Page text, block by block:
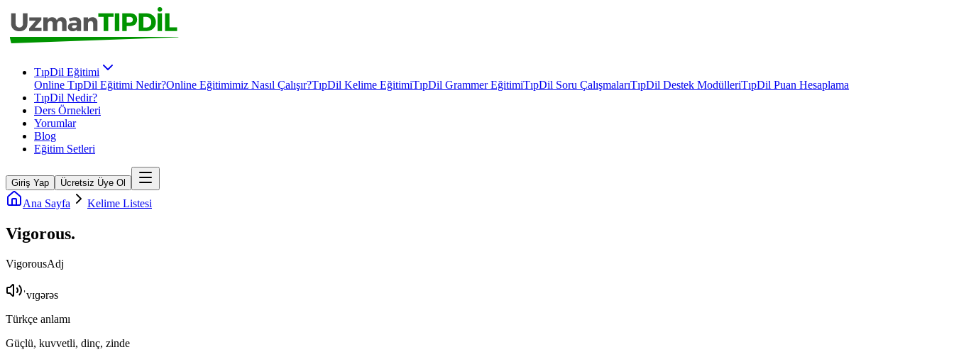
TıpDil Eğitimi
Online TıpDil Eğitimi Nedir?Online Eğitimimiz Nasıl Çalışır?TıpDil Kelime EğitimiTıpDil Grammer EğitimiTıpDil Soru ÇalışmalarıTıpDil Destek ModülleriTıpDil Puan Hesaplama
TıpDil Nedir?
Ders Örnekleri
Yorumlar
Blog
Eğitim Setleri
Giriş Yap Ücretsiz Üye Ol
Ana Sayfa Kelime Listesi
Vigorous.
VigorousAdj
ˈvɪɡərəs
Türkçe anlamı
Güçlü, kuvvetli, dinç, zinde